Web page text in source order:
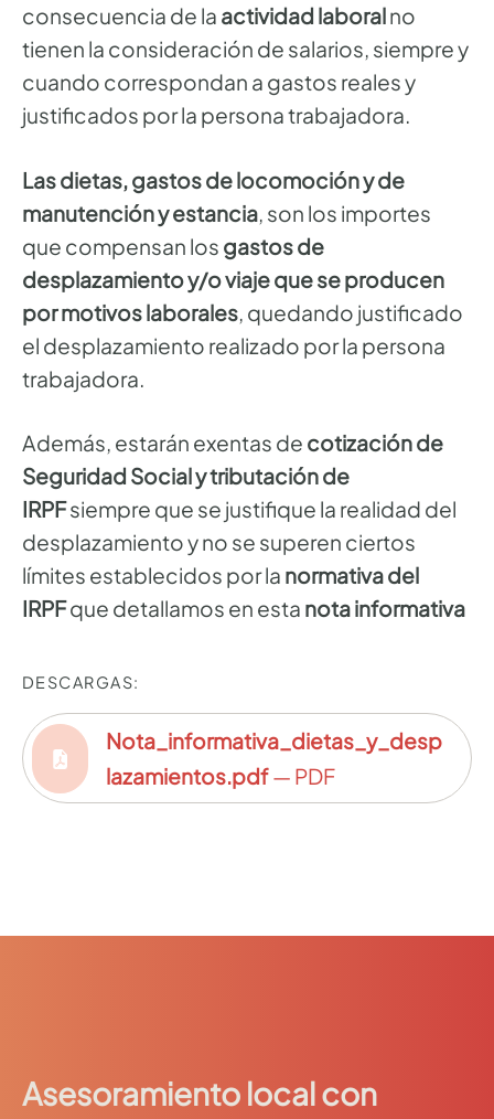
consecuencia de la actividad laboralno
tienen la consideración de salarios, siempre y
cuando correspondan a gastos reales y
justificados por la persona trabajadora.
Lasdietas, gastos de locomoción y de
manutención y estancia , son los importes
que compensan los gastos de
desplazamiento y/o viaje que se producen
por motivos laborales , quedando justificado
el desplazamiento realizado por la persona
trabajadora.
Además, estarán exentas de cotización de
Seguridad Social y tributación de
IRPFsiempre que se justifique la realidad del
desplazamiento y no se superen ciertos
límites establecidos por la normativa del
IRPFque detallamos en esta nota informativa
DESCARGAS:
Nota_informativa_dietas_y_desp
lazamientos.pdf— PDF
Asesoramiento local con